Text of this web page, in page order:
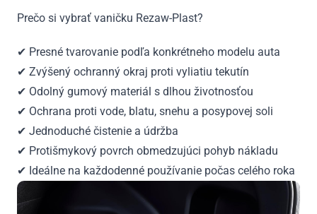
Prečo si vybrať vaničku Rezaw-Plast?
✔ Presné tvarovanie podľa konkrétneho modelu auta
✔ Zvýšený ochranný okraj proti vyliatiu tekutín
✔ Odolný gumový materiál s dlhou životnosťou
✔ Ochrana proti vode, blatu, snehu a posypovej soli
✔ Jednoduché čistenie a údržba
✔ Protišmykový povrch obmedzujúci pohyb nákladu
✔ Ideálne na každodenné používanie počas celého roka